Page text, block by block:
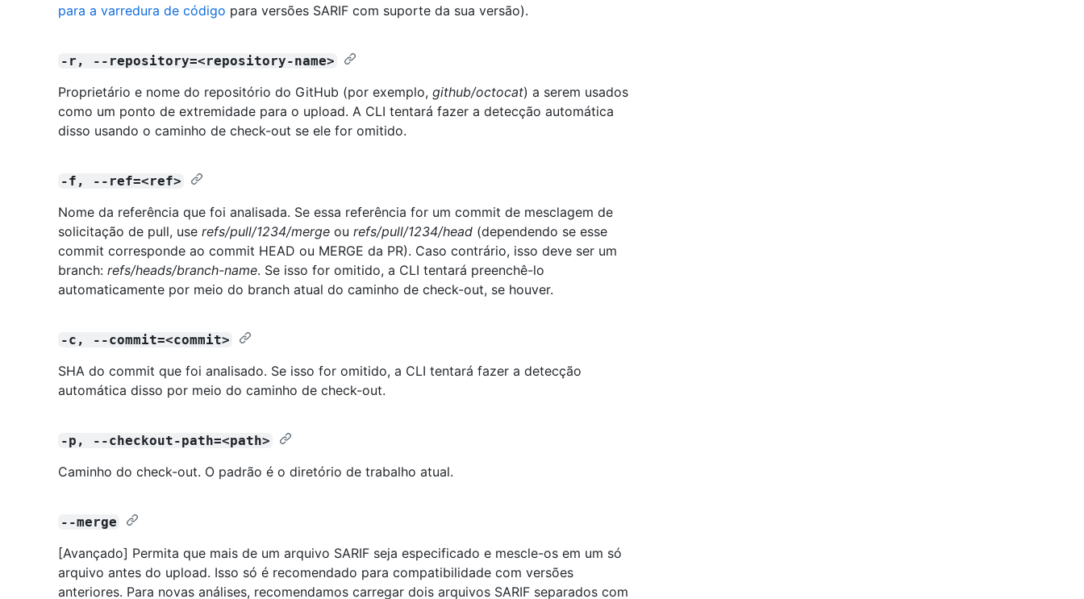
para a varredura de código para versões SARIF com suporte da sua versão).
-r, --repository=<repository-name>
Proprietário e nome do repositório do GitHub (por exemplo, github/octocat) a serem usados
como um ponto de extremidade para o upload. A CLI tentará fazer a detecção automática
disso usando o caminho de check-out se ele for omitido.
-f, --ref=<ref>
Nome da referência que foi analisada. Se essa referência for um commit de mesclagem de
solicitação de pull, use refs/pull/1234/merge ou refs/pull/1234/head (dependendo se esse
commit corresponde ao commit HEAD ou MERGE da PR). Caso contrário, isso deve ser um
branch: refs/heads/branch-name. Se isso for omitido, a CLI tentará preenchê-lo
automaticamente por meio do branch atual do caminho de check-out, se houver.
-c, --commit=<commit>
SHA do commit que foi analisado. Se isso for omitido, a CLI tentará fazer a detecção
automática disso por meio do caminho de check-out.
-p, --checkout-path=<path>
Caminho do check-out. O padrão é o diretório de trabalho atual.
--merge
[Avançado] Permita que mais de um arquivo SARIF seja especificado e mescle-os em um só
arquivo antes do upload. Isso só é recomendado para compatibilidade com versões
anteriores. Para novas análises, recomendamos carregar dois arquivos SARIF separados com